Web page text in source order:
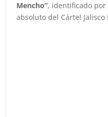
Mencho”, identificado
absoluto del Cártel Jalisco